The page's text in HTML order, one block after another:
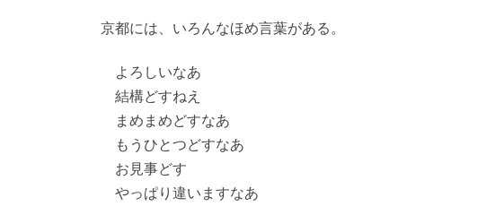
京都には、いろんなほめ言葉がある。
よろしいなあ
結構どすねえ
まめまめどすなあ
もうひとつどすなあ
お見事どす
やっぱり違いますなあ